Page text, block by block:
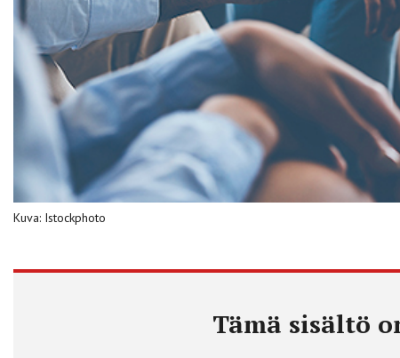
Kuva: Istockphoto
Tämä sisältö